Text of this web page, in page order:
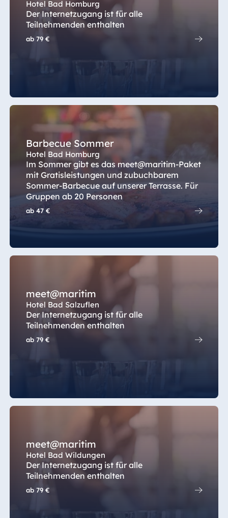
Hotel Bad Homburg
Der Internetzugang ist für alle
Teilnehmenden enthalten
ab79 €
Barbecue Sommer
Hotel Bad Homburg
Im Sommer gibt es das meet@maritim-Paket
mit Gratisleistungen und zubuchbarem
Sommer-Barbecue auf unserer Terrasse. Für
Gruppen ab 20 Personen
ab47 €
meet@maritim
Hotel Bad Salzuflen
Der Internetzugang ist für alle
Teilnehmenden enthalten
ab79 €
meet@maritim
Hotel Bad Wildungen
Der Internetzugang ist für alle
Teilnehmenden enthalten
ab79 €